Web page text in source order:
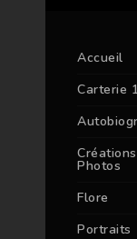
Accueil
Carterie
Photos
Flore
Portraits